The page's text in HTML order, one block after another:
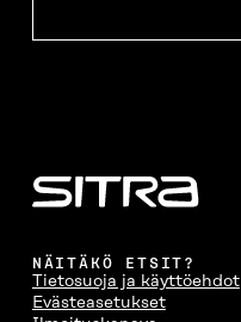
NÄITÄKÖ ETSIT?
Tietosuoja ja käyttöehdot
Evästeasetukset